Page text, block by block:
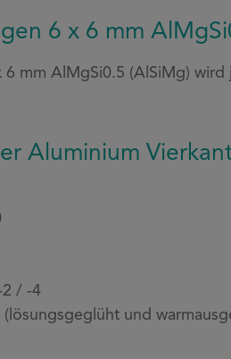
6 x 6 mm
mm AlMgSi0.5 (AlSiMg) wird
Aluminium
2 / -4
und